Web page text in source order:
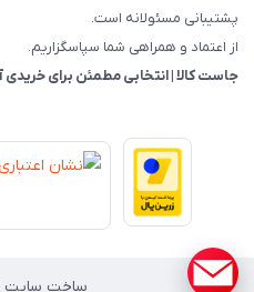
پشتیبانی مسئولانه است.
از اعتماد و همراهی شما سپاسگزاریم.
جاست کالا | انتخابی مطمئن برای خریدی
ساخت سایت